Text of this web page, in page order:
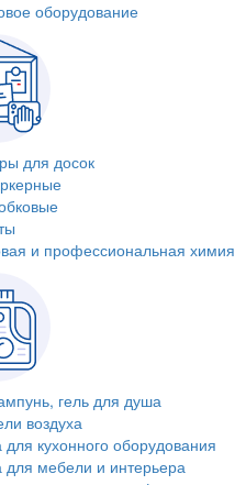
оборудование
для досок
и профессиональная химия
гель для душа
воздуха
для кухонного оборудования
для мебели и интерьера